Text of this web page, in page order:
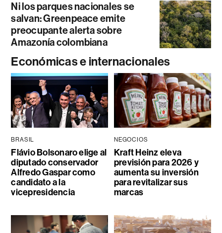
Ni los parques nacionales se
salvan: Greenpeace emite
preocupante alerta sobre
Amazonía colombiana
Económicas e internacionales
BRASIL
Flávio Bolsonaro elige al
diputado conservador
Alfredo Gaspar como
candidato a la
vicepresidencia
NEGOCIOS
Kraft Heinz eleva
previsión para 2026 y
aumenta su inversión
para revitalizar sus
marcas